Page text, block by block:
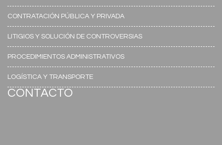
CONTRATACIÓN PÚBLICA Y PRIVADA
LITIGIOS Y SOLUCIÓN DE CONTROVERSIAS
PROCEDIMIENTOS ADMINISTRATIVOS
LOGÍSTICA Y TRANSPORTE
CONTACTO